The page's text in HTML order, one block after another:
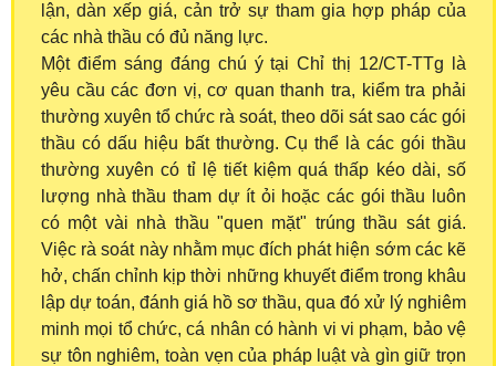
lận, dàn xếp giá, cản trở sự tham gia hợp pháp của
các nhà thầu có đủ năng lực.
Một điểm sáng đáng chú ý tại Chỉ thị 12/CT-TTg là
yêu cầu các đơn vị, cơ quan thanh tra, kiểm tra phải
thường xuyên tổ chức rà soát, theo dõi sát sao các gói
thầu có dấu hiệu bất thường. Cụ thể là các gói thầu
thường xuyên có tỉ lệ tiết kiệm quá thấp kéo dài, số
lượng nhà thầu tham dự ít ỏi hoặc các gói thầu luôn
có một vài nhà thầu "quen mặt" trúng thầu sát giá.
Việc rà soát này nhằm mục đích phát hiện sớm các kẽ
hở, chấn chỉnh kịp thời những khuyết điểm trong khâu
lập dự toán, đánh giá hồ sơ thầu, qua đó xử lý nghiêm
minh mọi tổ chức, cá nhân có hành vi vi phạm, bảo vệ
sự tôn nghiêm, toàn vẹn của pháp luật và gìn giữ trọn